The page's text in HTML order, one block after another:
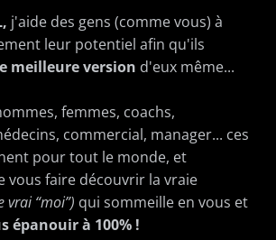
j'aide des gens (comme vous) à
leur potentiel afin qu'ils
meilleure version d'eux même...
femmes, coachs,
commercial, manager... ces
pour tout le monde, et
vous faire découvrir la vraie
vrai “moi”) qui sommeille en vous et
épanouir à 100% !